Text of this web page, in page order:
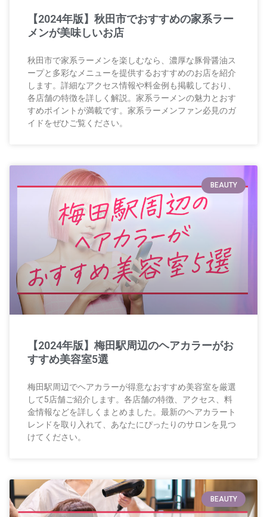
【2024年版】秋田市でおすすめの家系ラー
メンが美味しいお店
秋田市で家系ラーメンを楽しむなら、濃厚な豚骨醤油ス
ープと多彩なメニューを提供するおすすめのお店を紹介
します。詳細なアクセス情報や料金例も掲載しており、
各店舗の特徴を詳しく解説。家系ラーメンの魅力とおす
すめポイントが満載です。家系ラーメンファン必見のガ
イドをぜひご覧ください。
BEAUTY
【2024年版】梅田駅周辺のヘアカラーがお
すすめ美容室5選
梅田駅周辺でヘアカラーが得意なおすすめ美容室を厳選
して5店舗ご紹介します。各店舗の特徴、アクセス、料
金情報などを詳しくまとめました。最新のヘアカラート
レンドを取り入れて、あなたにぴったりのサロンを見つ
けてください。
BEAUTY